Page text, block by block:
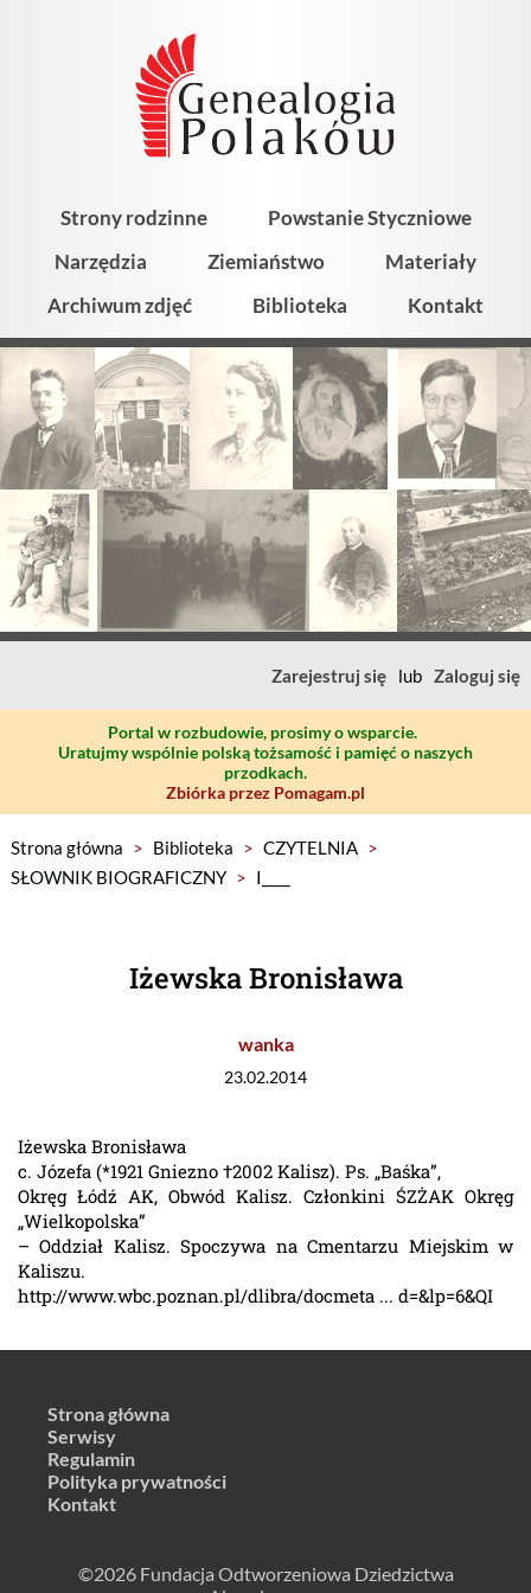
Strony rodzinne
Powstanie Styczniowe
Narzędzia
Ziemiaństwo
Materiały
Archiwum zdjęć
Biblioteka Kontakt
Zarejestruj się lub Zaloguj się
Portal w rozbudowie, prosimy o wsparcie.
Uratujmy wspólnie polską tożsamość i pamięć o naszych
przodkach.
Zbiórka przez Pomagam.pl
Strona główna > Biblioteka > CZYTELNIA >
SŁOWNIK BIOGRAFICZNY > I____
Iżewska Bronisława
wanka
23.02.2014
Iżewska Bronisława
c. Józefa (*1921 Gniezno †2002 Kalisz). Ps. „Baśka”,
Okręg Łódź AK, Obwód Kalisz. Członkini ŚZŻAK Okręg
„Wielkopolska”
– Oddział Kalisz. Spoczywa na Cmentarzu Miejskim w
Kaliszu.
http://www.wbc.poznan.pl/dlibra/docmeta ... d=&lp=6&QI
Strona główna
Serwisy
Regulamin
Polityka prywatności
Kontakt
©2026 Fundacja Odtworzeniowa Dziedzictwa